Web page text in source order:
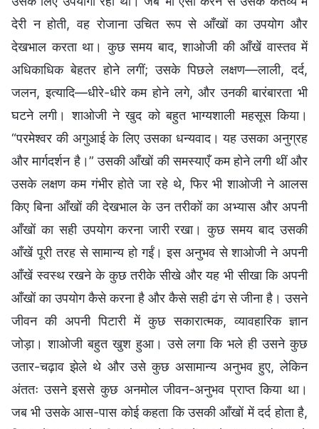
देरी न होती, वह रोजाना उचित रूप से आँखों का उपयोग और
देखभाल करता था। कुछ समय बाद, शाओजी की आँखें वास्तव में
अधिकाधिक बेहतर होने लगीं; उसके पिछले लक्षण—लाली, दर्द,
जलन, इत्यादि—धीरे-धीरे कम होने लगे, और उनकी बारंबारता भी
घटने लगी। शाओजी ने खुद को बहुत भाग्यशाली महसूस किया।
“परमेश्वर की अगुआई के लिए उसका धन्यवाद। यह उसका अनुग्रह
और मार्गदर्शन है।” उसकी आँखों की समस्याएँ कम होने लगी थीं और
उसके लक्षण कम गंभीर होते जा रहे थे, फिर भी शाओजी ने आलस
किए बिना आँखों की देखभाल के उन तरीकों का अभ्यास और अपनी
आँखों का सही उपयोग करना जारी रखा। कुछ समय बाद उसकी
आँखें पूरी तरह से सामान्य हो गईं। इस अनुभव से शाओजी ने अपनी
आँखें स्वस्थ रखने के कुछ तरीके सीखे और यह भी सीखा कि अपनी
आँखों का उपयोग कैसे करना है और कैसे सही ढंग से जीना है। उसने
जीवन की अपनी पिटारी में कुछ सकारात्मक, व्यावहारिक ज्ञान
जोड़ा। शाओजी बहुत खुश हुआ। उसे लगा कि भले ही उसने कुछ
उतार-चढ़ाव झेले थे और उसे कुछ असामान्य अनुभव हुए, लेकिन
अंततः उसने इससे कुछ अनमोल जीवन-अनुभव प्राप्त किया था।
जब भी उसके आस-पास कोई कहता कि उसकी आँखों में दर्द होता है,